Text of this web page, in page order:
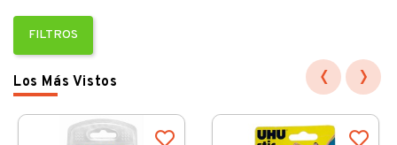
FILTROS
Los Más Vistos ‹ ›